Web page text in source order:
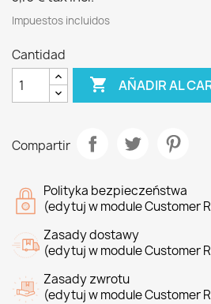
Impuestos incluidos
Cantidad
 AÑADIR AL
Compartir
Polityka bezpieczeństwa
(edytuj w module Customer
Zasady dostawy
(edytuj w module Customer
Zasady zwrotu
(edytuj w module Customer